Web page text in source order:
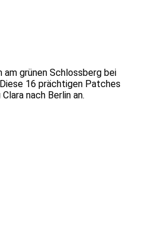
am grünen Schlossberg bei
16 prächtigen Patches
nach Berlin an.